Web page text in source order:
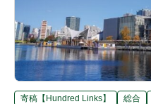
寄稿【Hundred Links】 総合